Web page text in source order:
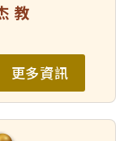
教
更多資訊